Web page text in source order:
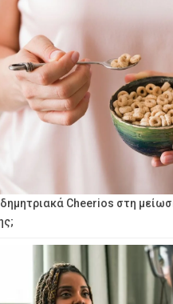
Cheerios στη